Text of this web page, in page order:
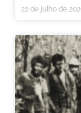
22 de julho de